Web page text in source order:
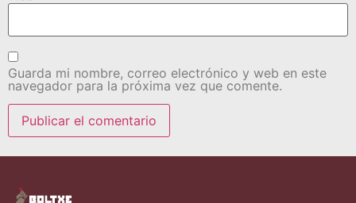
Guarda mi nombre, correo electrónico y web en este
navegador para la próxima vez que comente.